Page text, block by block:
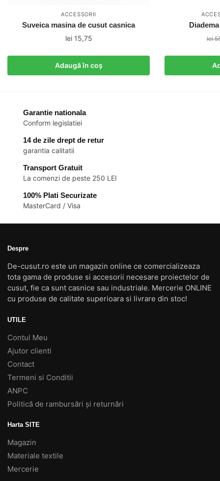
ACCESSORII
Suveica masina de cusut casnica
lei15,75
Adaugă în coș
lei
Garantie nationala
Conform legislatiei
14 de zile drept de retur
garantia calitatii
Transport Gratuit
La comenzi de peste 250 LEI
100% Plati Securizate
MasterCard / Visa
Despre
De-cusut.ro este un magazin online ce comercializeaza
tota gama de produse si accesorii necesare proiectelor de
cusut, fie ca sunt casnice sau industriale. Mercerie ONLINE
cu produse de calitate superioara si livrare din stoc!
UTILE
Contul Meu
Ajutor clienti
Contact
Termeni si Conditii
ANPC
Politică de rambursări și returnări
Harta SITE
Magazin
Materiale textile
Mercerie